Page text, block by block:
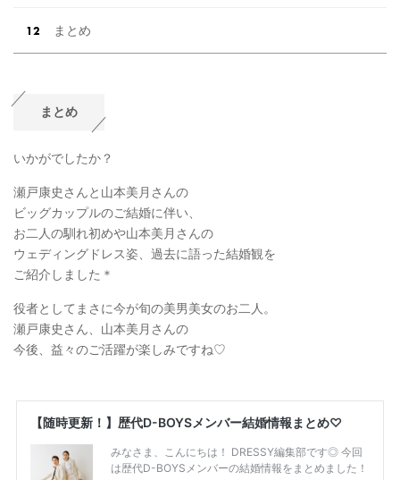
まとめ
まとめ
いかがでしたか？
瀬戸康史さんと山本美月さんの
ビッグカップルのご結婚に伴い、
お二人の馴れ初めや山本美月さんの
ウェディングドレス姿、過去に語った結婚観を
ご紹介しました＊
役者としてまさに今が旬の美男美女のお二人。
瀬戸康史さん、山本美月さんの
今後、益々のご活躍が楽しみですね♡